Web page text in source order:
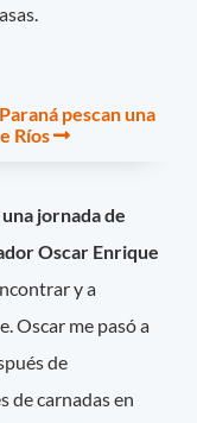
pescan una
Ríos
una jornada de
Oscar Enrique
y a
Oscar me pasó a
de
de carnadas en